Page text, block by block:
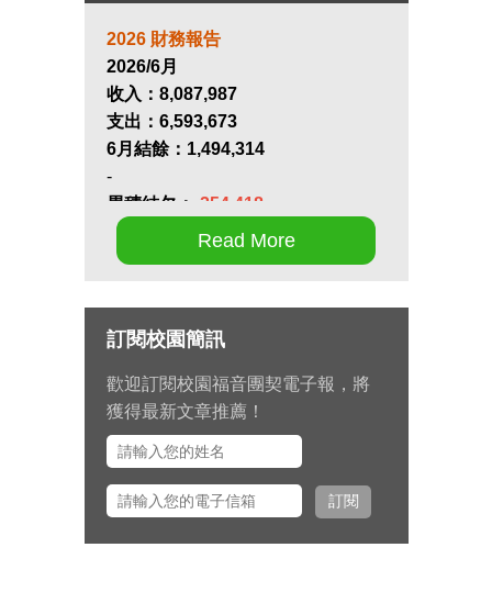
2026 財務報告
2026/6月
收入：8,087,987
支出：6,593,673
6月結餘： 1,494,314
-
累積結欠：
-254,418
第十七屆畢業生同行營將於九月 11
為節目內容的安排和報名推動禱
告。
九月 15 日至十月 2 日期間，總幹事
左心泰牧師將與團契部主任陳怡安
傳道、大學事工組主任田正平傳道
友並舉辦校園之友會，願主看顧出
Read More
訂閱校園簡訊
歡迎訂閱校園福音團契電子報，將
獲得最新文章推薦！
訂閱